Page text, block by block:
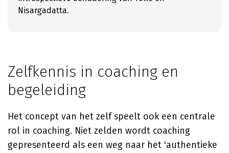
Nisargadatta.
Zelfkennis in coaching en
begeleiding
Het concept van het zelf speelt ook een centrale
rol in coaching. Niet zelden wordt coaching
gepresenteerd als een weg naar het 'authentieke